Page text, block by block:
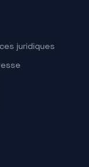
juridiques